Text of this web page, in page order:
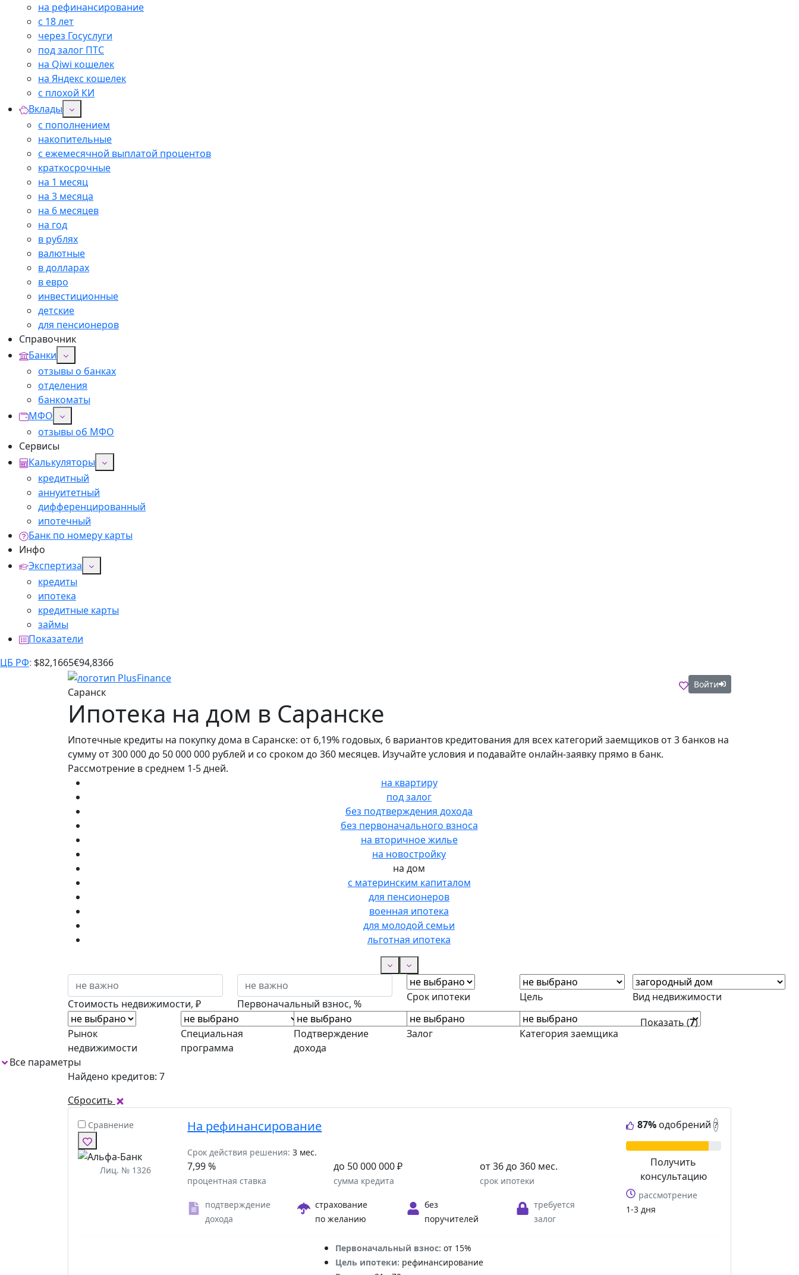
на рефинансирование
с 18 лет
через Госуслуги
под залог ПТС
на Qiwi кошелек
на Яндекс кошелек
с плохой КИ
Вклады
с пополнением
накопительные
с ежемесячной выплатой процентов
краткосрочные
на 1 месяц
на 3 месяца
на 6 месяцев
на год
в рублях
валютные
в долларах
в евро
инвестиционные
детские
для пенсионеров
Справочник
Банки
отзывы о банках
отделения
банкоматы
МФО
отзывы об МФО
Сервисы
Калькуляторы
кредитный
аннуитетный
дифференцированный
ипотечный
Банк по номеру карты
Инфо
Экспертиза
кредиты
ипотека
кредитные карты
займы
Показатели
ЦБ РФ: $82,1665€94,8366
Саранск
Войти
Ипотека на дом в Саранске
Ипотечные кредиты на покупку дома в Саранске: от 6,19% годовых, 6 вариантов кредитования для всех категорий заемщиков от 3 банков на
сумму от 300 000 до 50 000 000 рублей и со сроком до 360 месяцев. Изучайте условия и подавайте онлайн-заявку прямо в банк.
Рассмотрение в среднем 1-5 дней.
на квартиру
под залог
без подтверждения дохода
без первоначального взноса
на вторичное жилье
на новостройку
на дом
с материнским капиталом
для пенсионеров
военная ипотека
для молодой семьи
льготная ипотека
Стоимость недвижимости, ₽ Первоначальный взнос, %
Срок ипотеки Цель Вид недвижимости
Рынок
недвижимости
Специальная
программа
Подтверждение
дохода
Залог Категория заемщика
Показать (7)
Все параметры
Найдено кредитов: 7
Сбросить
Сравнение
Лиц. № 1326
На рефинансирование
Срок действия решения: 3 мес.
7,99 %
процентная ставка
до 50 000 000 ₽
сумма кредита
от 36 до 360 мес.
срок ипотеки
подтверждение
дохода
страхование
по желанию
без
поручителей
требуется
залог
87%одобрений ?
Получить
консультацию
рассмотрение
1-3 дня
Первоначальный взнос: от 15%
Цель ипотеки: рефинансирование